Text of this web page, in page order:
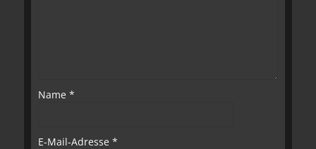
Name *
E-Mail-Adresse *